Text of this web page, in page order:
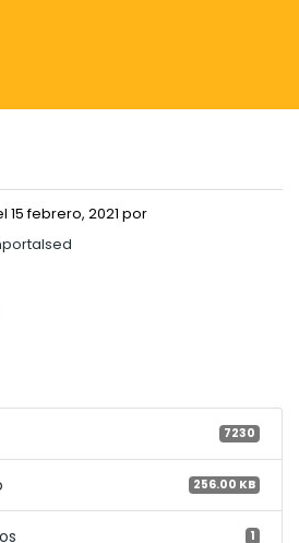
febrero, 2021 por
7230
256.00 KB
1